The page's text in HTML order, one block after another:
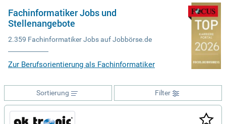
Fachinformatiker Jobs und
Stellenangebote
2.359 Fachinformatiker Jobs auf Jobbörse.de
Zur Berufsorientierung als Fachinformatiker
Filter
Sortierung